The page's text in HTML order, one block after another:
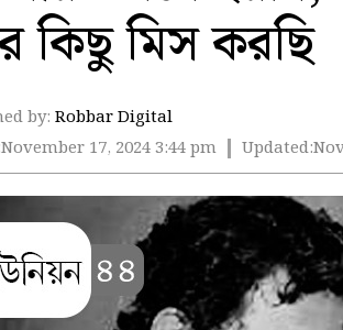
কিছু মিস করছি
by: Robbar Digital
November 17, 2024 3:44 pm Updated: